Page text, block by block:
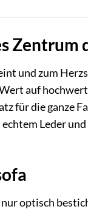
und zum
auf
für die ganze
Leder
optisch